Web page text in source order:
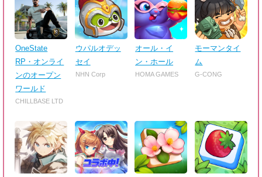
OneState
RP・オンライ
ンのオープン
ワールド
CHILLBASE LTD
ウパルオデッ
セイ
NHN Corp
オール・イ
ン・ホール
HOMA GAMES
モーマンタイ
ム
G-CONG